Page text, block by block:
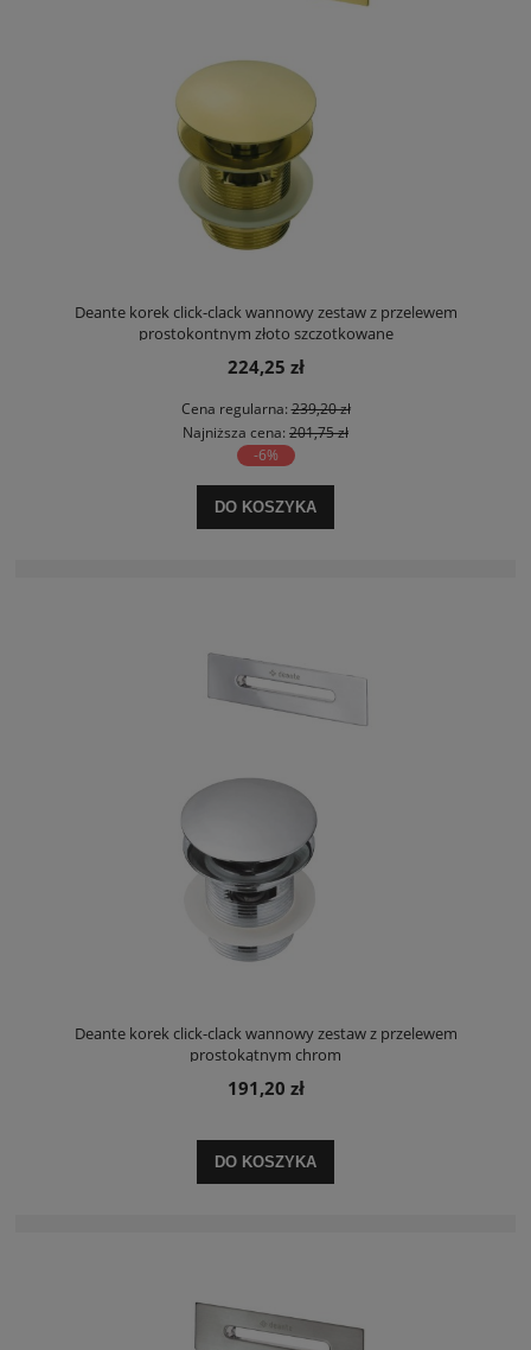
Deante korek click-clack wannowy zestaw z przelewem
prostokontnym złoto szczotkowane
224,25 zł
Cena regularna:239,20 zł
Najniższa cena: 201,75 zł
-6%
DO KOSZYKA
Deante korek click-clack wannowy zestaw z przelewem
prostokątnym chrom
191,20 zł
DO KOSZYKA